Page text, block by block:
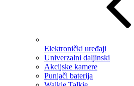
Elektronički uređaji
Univerzalni daljinski
Akcijske kamere
Punjači baterija